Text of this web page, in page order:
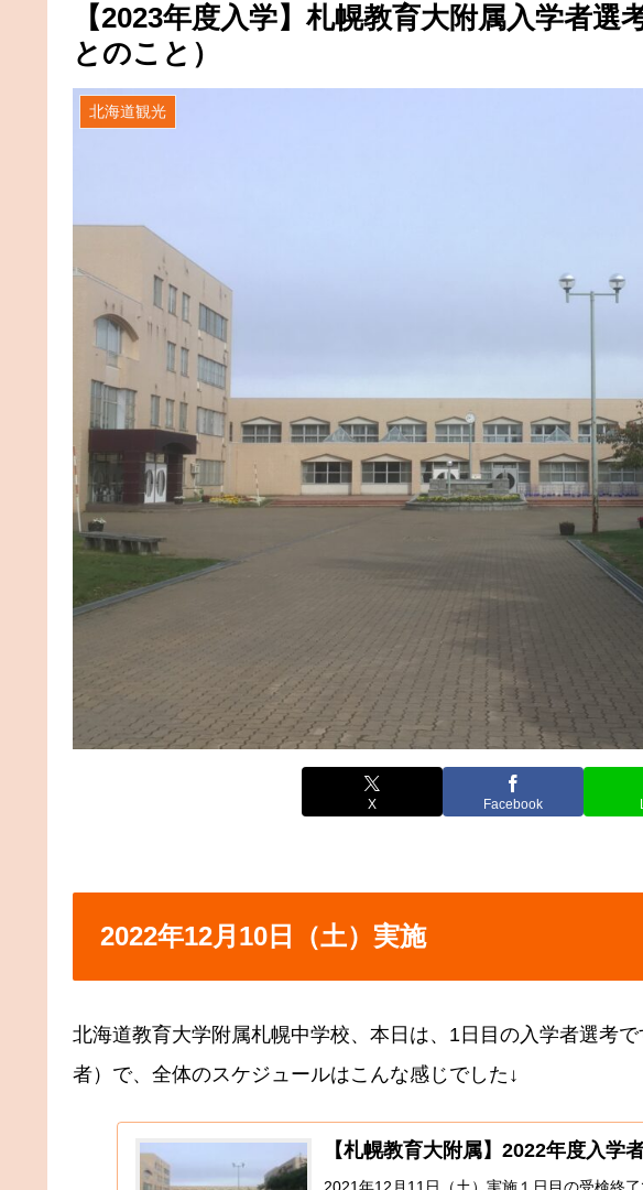
【2023年度入学】札幌教育大附属入学者選
とのこと）
北海道観光
X Facebook
2022年12月10日（土）実施
北海道教育大学附属札幌中学校、本日は、1日目の入学者選考
者）で、全体のスケジュールはこんな感じでした↓
【札幌教育大附属】2022年度入学
2021年12月11日（土）実施１日目の受検終